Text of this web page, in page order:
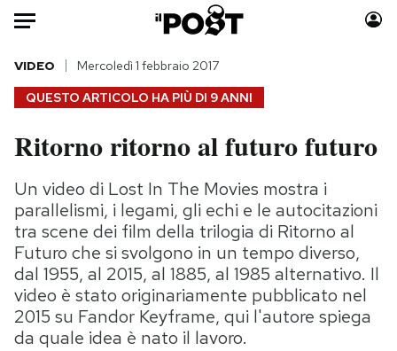
Auto
HOME
Italia
Politica
Tecnologia
Internet
Scienza
Cultura
Economia
Moda
Consumismi
Storie/Idee
Ok Boomer!
Media
Europa
Altrecose
QUESTO ARTICOLO HA PIÙ DI 9 ANNI
VIDEO Mercoledì 1 febbraio 2017
Ritorno ritorno al futuro futuro
Un video di Lost In The Movies mostra i
parallelismi, i legami, gli echi e le autocitazioni
tra scene dei film della trilogia di Ritorno al
Futuro che si svolgono in un tempo diverso,
dal 1955, al 2015, al 1885, al 1985 alternativo. Il
video è stato originariamente pubblicato nel
2015 su Fandor Keyframe, qui l'autore spiega
da quale idea è nato il lavoro.